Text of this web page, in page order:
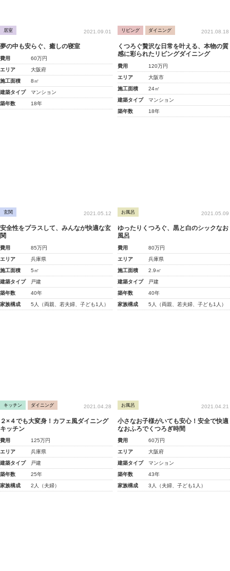
居室 2021.09.01
夢の中も安らぐ、癒しの寝室
費用
60万円
エリア
大阪府
施工面積
8㎡
建築タイプ
マンション
築年数
18年
リビング ダイニング 2021.08.18
くつろぐ贅沢な日常を叶える、本物の質
感に彩られたリビングダイニング
費用
120万円
エリア
大阪市
施工面積
24㎡
建築タイプ
マンション
築年数
18年
玄関 2021.05.12
安全性をプラスして、みんなが快適な玄
関
費用
85万円
エリア
兵庫県
施工面積
5㎡
建築タイプ
戸建
築年数
40年
家族構成
5人（両親、若夫婦、子ども1人）
お風呂 2021.05.09
ゆったりくつろぐ、黒と白のシックなお
風呂
費用
80万円
エリア
兵庫県
施工面積
2.9㎡
建築タイプ
戸建
築年数
40年
家族構成
5人（両親、若夫婦、子ども1人）
キッチン ダイニング 2021.04.28
２×４でも大変身！カフェ風ダイニング
キッチン
費用
125万円
エリア
兵庫県
建築タイプ
戸建
築年数
25年
家族構成
2人（夫婦）
お風呂 2021.04.21
小さなお子様がいても安心！安全で快適
なおふろでくつろぎ時間
費用
60万円
エリア
大阪府
建築タイプ
マンション
築年数
43年
家族構成
3人（夫婦、子ども1人）